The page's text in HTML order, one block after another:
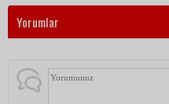
Yorumlar